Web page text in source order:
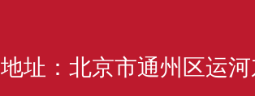
地址：北京市通州区运